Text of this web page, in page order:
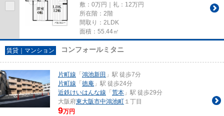
敷：0万円｜礼：12万円
所在階：2階
間取り：2LDK
面積：55.44㎡
賃貸｜マンション コンフォールミタニ
片町線 「 鴻池新田 」駅 徒歩7分
片町線 「 徳庵 」駅 徒歩24分
近鉄けいはんな線 「 荒本 」駅 徒歩29分
大阪府東大阪市中鴻池町 １丁目
9万円